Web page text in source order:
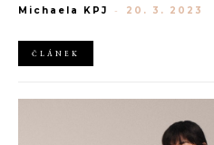
možnost začít nakupovat
charitativní činnost třech
generovaly nejvyšší zisky.
Michaela KPJ - 20. 3. 2023
ČLÁNEK